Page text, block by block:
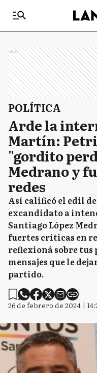
Ads
POLÍTICA
Arde la
Martín:
"gordito
Medrano y
redes
Así calificó el edil
excandidato a
Santiago López
fuertes críticas en
reflexioná sobre tus
mensajes que le
partido.
26 de febrero de 2024 |